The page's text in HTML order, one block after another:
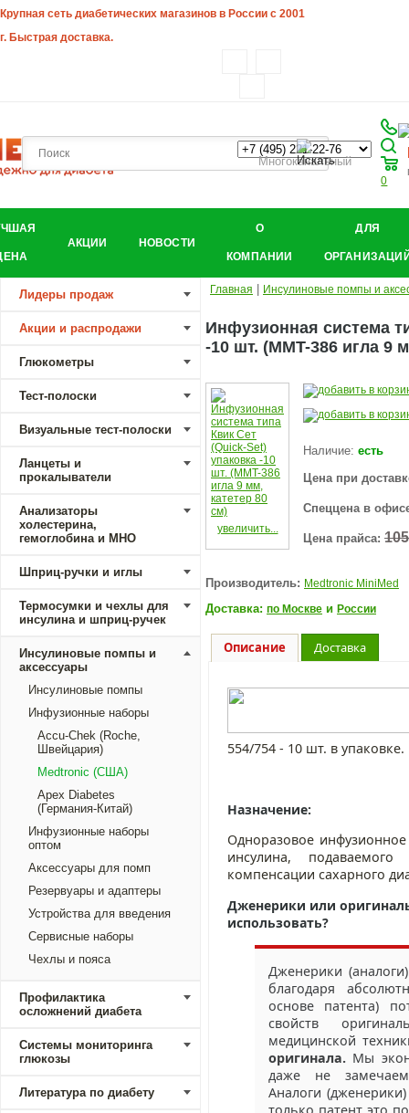
Крупная сеть диабетических магазинов в России с 2001
г. Быстрая доставка.
Многоканальный
0
АКЦИИ НОВОСТИ
О
КОМПАНИИ
ДЛЯ
Лидеры продаж
Акции и распродажи
Глюкометры
Тест-полоски
Визуальные тест-полоски
Ланцеты и
прокалыватели
Анализаторы
холестерина,
гемоглобина и МНО
Шприц-ручки и иглы
Термосумки и чехлы для
инсулина и шприц-ручек
Инсулиновые помпы и
аксессуары
Инсулиновые помпы
Инфузионные наборы
Accu-Chek (Roche,
Швейцария)
Medtronic (США)
Apex Diabetes
(Германия-Китай)
Инфузионные наборы
оптом
Аксессуары для помп
Резервуары и адаптеры
Устройства для введения
Сервисные наборы
Чехлы и пояса
Профилактика
осложнений диабета
Системы мониторинга
глюкозы
Литература по диабету
Главная Инсулиновые помпы и
Инфузионная система
-10 шт. (MMT-386 игла 9
увеличить...
Наличие: есть
Цена при
Спеццена в
Цена прайса:
Производитель: Medtronic MiniMed
Доставка: по Москве и России
Описание Доставка
554/754 - 10 шт. в упаковке.
Назначение:
Одноразовое
инсулина,
компенсации сахарного
Дженерики или
использовать?
Дженерики
благодаря
основе патента)
свойств
медицинской
оригинала.Мы
даже не
Аналоги
только патент это